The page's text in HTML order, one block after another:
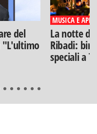
del
"L'ultimo
MUSICA E
La notte di
Ribadi:
speciali a